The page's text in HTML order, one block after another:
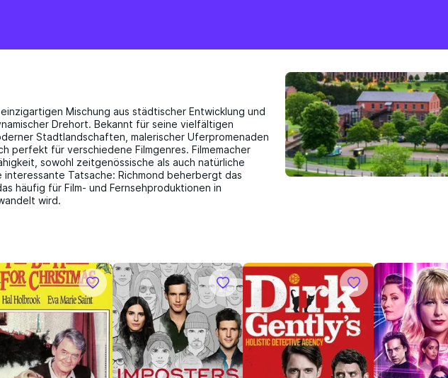
Mischung aus städtischer Entwicklung und
Drehort. Bekannt für seine vielfältigen
Stadtlandschaften, malerischer Uferpromenaden
perfekt für verschiedene Filmgenres. Filmemacher
sowohl zeitgenössische als auch natürliche
interessante Tatsache: Richmond beherbergt das
häufig für Film- und Fernsehproduktionen in
wird.